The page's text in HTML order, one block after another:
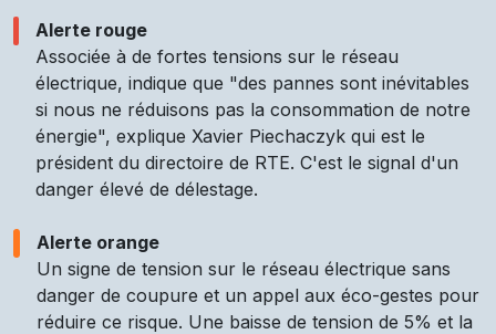
Alerte rouge
Associée à de fortes tensions sur le réseau
électrique, indique que "des pannes sont inévitables
si nous ne réduisons pas la consommation de notre
énergie", explique Xavier Piechaczyk qui est le
président du directoire de RTE. C'est le signal d'un
danger élevé de délestage.
Alerte orange
Un signe de tension sur le réseau électrique sans
danger de coupure et un appel aux éco-gestes pour
réduire ce risque. Une baisse de tension de 5% et la